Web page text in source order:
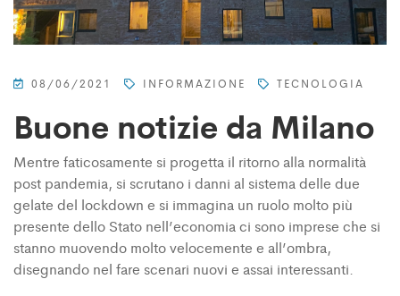
08/06/2021 INFORMAZIONE TECNOLOGIA
Buone notizie da Milano
Mentre faticosamente si progetta il ritorno alla normalità
post pandemia, si scrutano i danni al sistema delle due
gelate del lockdown e si immagina un ruolo molto più
presente dello Stato nell’economia ci sono imprese che si
stanno muovendo molto velocemente e all’ombra,
disegnando nel fare scenari nuovi e assai interessanti.